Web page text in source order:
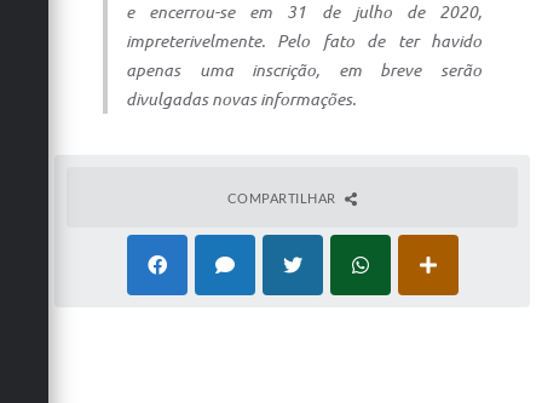
Galeria de Vídeos
Serviços Online
e encerrou-se em 31 de julho de 2020,
impreterivelmente. Pelo fato de ter havido
apenas uma inscrição, em breve serão
divulgadas novas informações.
COMPARTILHAR